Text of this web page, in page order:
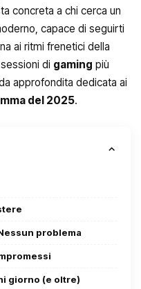
concreta a chi cerca un
capace di seguirti
ai ritmi frenetici della
di gaming più
approfondita dedicata ai
del 2025.
problema
giorno (e oltre)